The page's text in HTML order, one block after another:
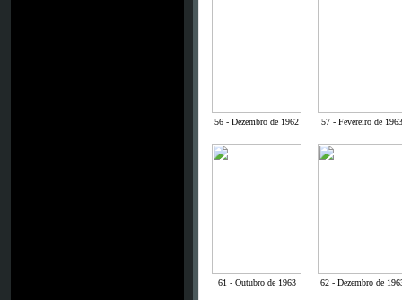
56 - Dezembro de 1962 57 - Fevereiro de 1963
61 - Outubro de 1963 62 - Dezembro de